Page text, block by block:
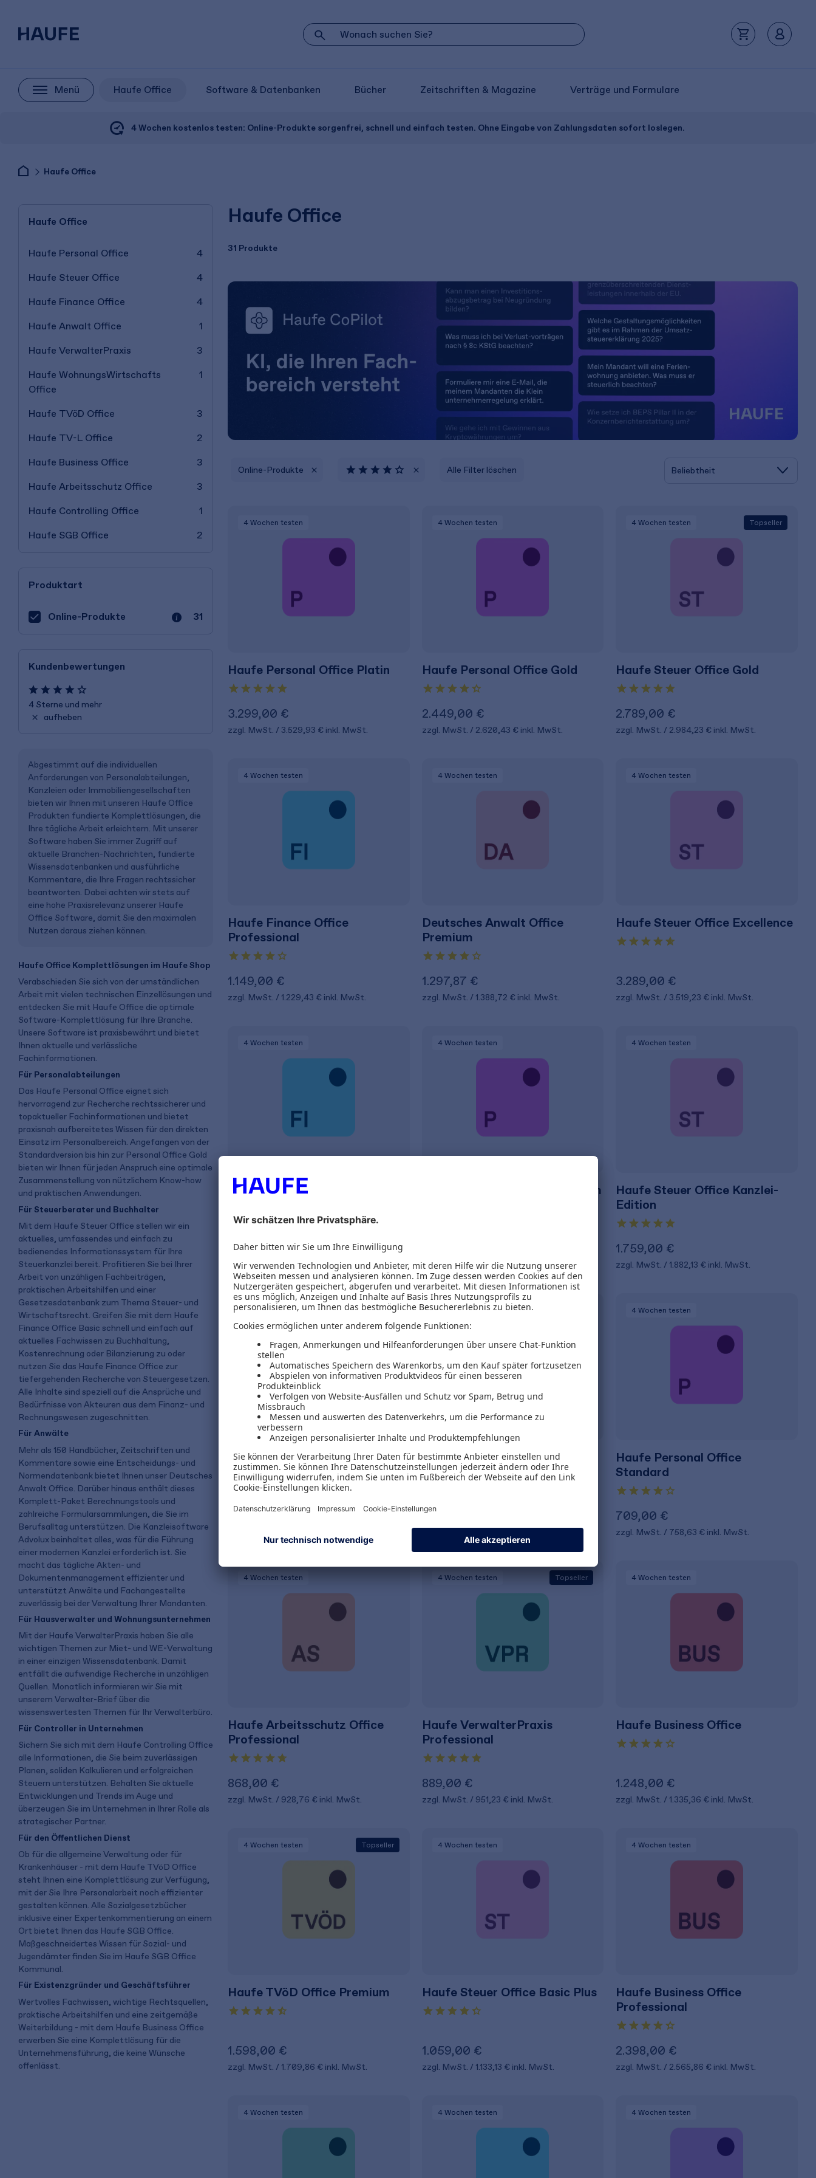
Menü Haufe Office Software & Datenbanken Bücher Zeitschriften & Magazine Verträge und Formulare
4 Wochen kostenlos testen: Online-Produkte sorgenfrei, schnell und einfach testen. Ohne Eingabe von Zahlungsdaten sofort loslegen.
Haufe Office
Haufe Office
31 Produkte
Haufe Office
Haufe Personal Office 4
Haufe Steuer Office 4
Haufe Finance Office 4
Haufe Anwalt Office 1
Haufe VerwalterPraxis 3
Haufe WohnungsWirtschafts
Office
1
Haufe TVöD Office 3
Haufe TV-L Office 2
Haufe Business Office 3
Haufe Arbeitsschutz Office 3
Haufe Controlling Office 1
Haufe SGB Office 2
Produktart
Online-Produkte 31
Kundenbewertungen
4 Sterne und mehr
aufheben
Online-Produkte Alle Filter löschen
4 Wochen testen
Haufe Personal Office Platin
3.299,00 €
zzgl. MwSt. 3.529,93 € inkl. MwSt.
4 Wochen testen
Haufe Personal Office Gold
2.449,00 €
zzgl. MwSt. 2.620,43 € inkl. MwSt.
4 Wochen testen Topseller
Haufe Steuer Office Gold
2.789,00 €
zzgl. MwSt. 2.984,23 € inkl. MwSt.
4 Wochen testen
Haufe Finance Office
Professional
1.149,00 €
zzgl. MwSt. 1.229,43 € inkl. MwSt.
4 Wochen testen
Deutsches Anwalt Office
Premium
1.297,87 €
zzgl. MwSt. 1.388,72 € inkl. MwSt.
4 Wochen testen
Haufe Steuer Office Excellence
3.289,00 €
zzgl. MwSt. 3.519,23 € inkl. MwSt.
4 Wochen testen
Haufe Finance Office Platin
2.618,00 €
zzgl. MwSt. 2.801,26 € inkl. MwSt.
4 Wochen testen
Haufe Personal Office Premium
zzgl. MwSt. 1.871,43 € inkl. MwSt.
4 Wochen testen
Haufe Steuer Office Kanzlei-
Edition
1.759,00 €
zzgl. MwSt. 1.882,13 € inkl. MwSt.
4 Wochentesten Topseller
Haufe Business Office Gold
3.098,00 €
4 Wochentesten
Haufe Finance Office Premium
1.838,00 €
4 Wochen testen
Haufe Personal Office
Standard
709,00 €
zzgl. MwSt. 758,63 € inkl. MwSt.
4 Wochen testen
Haufe Arbeitsschutz Office
Professional
868,00 €
zzgl. MwSt. 928,76 € inkl. MwSt.
4 Wochen testen Topseller
Haufe VerwalterPraxis
Professional
889,00 €
zzgl. MwSt. 951,23 € inkl. MwSt.
4 Wochen testen
Haufe Business Office
1.248,00 €
zzgl. MwSt. 1.335,36 € inkl. MwSt.
4 Wochen testen Topseller
Haufe TVöD Office Premium
1.598,00 €
zzgl. MwSt. 1.709,86 € inkl. MwSt.
4 Wochen testen
Haufe Steuer Office Basic Plus
1.059,00 €
zzgl. MwSt. 1.133,13 € inkl. MwSt.
4 Wochen testen
Haufe Business Office
Professional
2.398,00 €
zzgl. MwSt. 2.565,86 € inkl. MwSt.
4 Wochen testen 4 Wochen testen 4 Wochen testen
Abgestimmt auf die individuellen
Anforderungen von Personalabteilungen,
Kanzleien oder Immobiliengesellschaften
bieten wir Ihnen mit unseren Haufe Office
Produkten fundierte Komplettlösungen, die
Ihre tägliche Arbeit erleichtern. Mit unserer
Software haben Sie immer Zugriff auf
aktuelle Branchen-Nachrichten, fundierte
Wissensdatenbanken und ausführliche
Kommentare, die Ihre Fragen rechtssicher
beantworten. Dabei achten wir stets auf
eine hohe Praxisrelevanz unserer Haufe
Office Software, damit Sie den maximalen
Nutzen daraus ziehen können.
Haufe Office Komplettlösungen im Haufe Shop
Verabschieden Sie sich von der umständlichen
Arbeit mit vielen technischen Einzellösungen und
entdecken Sie mit Haufe Office die optimale
Software-Komplettlösung für Ihre Branche.
Unsere Software ist praxisbewährt und bietet
Ihnen aktuelle und verlässliche
Fachinformationen.
Für Personalabteilungen
Das Haufe Personal Office eignet sich
hervorragend zur Recherche rechtssicherer und
topaktueller Fachinformationen und bietet
praxisnah aufbereitetes Wissen für den direkten
Einsatz im Personalbereich. Angefangen von der
Standardversion bis hin zur Personal Office Gold
bieten wir Ihnen für jeden Anspruch eine optimale
Zusammenstellung von nützlichem Know-how
und praktischen Anwendungen.
Für Steuerberater und Buchhalter
Mit dem Haufe Steuer Office stellen wir ein
aktuelles, umfassendes und einfach zu
bedienendes Informationssystem für Ihre
Steuerkanzlei bereit. Profitieren Sie bei Ihrer
Arbeit von unzähligen Fachbeiträgen,
praktischen Arbeitshilfen und einer
Gesetzesdatenbank zum Thema Steuer- und
Wirtschaftsrecht. Greifen Sie mit dem Haufe
Finance Office Basic schnell und einfach auf
aktuelles Fachwissen zu Buchhaltung,
Kostenrechnung oder Bilanzierung zu oder
nutzen Sie das Haufe Finance Office zur
tiefergehenden Recherche von Steuergesetzen.
Alle Inhalte sind speziell auf die Ansprüche und
Bedürfnisse von Akteuren aus dem Finanz- und
Rechnungswesen zugeschnitten.
Für Anwälte
Mehr als 150 Handbücher, Zeitschriften und
Kommentare sowie eine Entscheidungs- und
Normendatenbank bietet Ihnen unser Deutsches
Anwalt Office. Darüber hinaus enthält dieses
Komplett-Paket Berechnungstools und
zahlreiche Formularsammlungen, die Sie im
Berufsalltag unterstützen. Die Kanzleisoftware
Advolux beinhaltet alles, was für die Führung
einer modernen Kanzlei erforderlich ist. Sie
macht das tägliche Akten- und
Dokumentenmanagement effizienter und
unterstützt Anwälte und Fachangestellte
zuverlässig bei der Verwaltung Ihrer Mandanten.
Für Hausverwalter und Wohnungsunternehmen
Mit der Haufe VerwalterPraxis haben Sie alle
wichtigen Themen zur Miet- und WE-Verwaltung
in einer einzigen Wissensdatenbank. Damit
entfällt die aufwendige Recherche in unzähligen
Quellen. Monatlich informieren wir Sie mit
unserem Verwalter-Brief über die
wissenswertesten Themen für Ihr Verwalterbüro.
Für Controller in Unternehmen
Sichern Sie sich mit dem Haufe Controlling Office
alle Informationen, die Sie beim zuverlässigen
Planen, soliden Kalkulieren und erfolgreichen
Steuern unterstützen. Behalten Sie aktuelle
Entwicklungen und Trends im Auge und
überzeugen Sie im Unternehmen in Ihrer Rolle als
strategischer Partner.
Für den Öffentlichen Dienst
Ob für die allgemeine Verwaltung oder für
Krankenhäuser - mit dem Haufe TVöD Office
steht Ihnen eine Komplettlösung zur Verfügung,
mit der Sie Ihre Personalarbeit noch effizienter
gestalten können. Alle Sozialgesetzbücher
inklusive einer Expertenkommentierung an einem
Ort bietet Ihnen das Haufe SGB Office.
Maßgeschneidertes Wissen für Sozial- und
Jugendämter finden Sie im Haufe SGB Office
Kommunal.
Für Existenzgründer und Geschäftsführer
Wertvolles Fachwissen, wichtige Rechtsquellen,
praktische Arbeitshilfen und eine zeitgemäße
Weiterbildung - mit dem Haufe Business Office
erwerben Sie eine Komplettlösung für die
Unternehmensführung, die keine Wünsche
offenlässt.